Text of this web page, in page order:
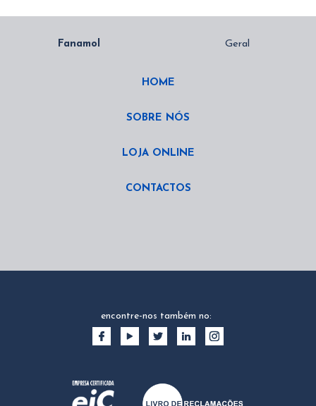
HOME
SOBRE NÓS
LOJA ONLINE
CONTACTOS
encontre-nos também no: